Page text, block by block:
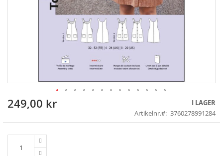
Skip
the
249,00 kr
I LAGER
Artikelnr.
3760278991284